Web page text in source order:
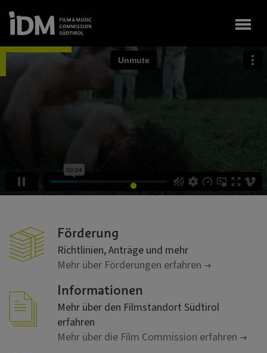
Förderung
Richtlinien, Anträge und mehr
Mehr über Förderungen erfahren
Informationen
Mehr über den Filmstandort Südtirol
erfahren
Mehr über die Film Commission erfahren